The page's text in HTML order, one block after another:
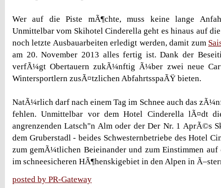
Wer auf die Piste mÃ¶chte, muss keine lange
Unmittelbar vom Skihotel Cinderella geht es hinaus auf
noch letzte Ausbauarbeiten erledigt werden, damit zum
am 20. November 2013 alles fertig ist. Dank der
verfÃ¼gt Obertauern zukÃ¼nftig Ã¼ber zwei neue
Wintersportlern zusÃ¤tzlichen AbfahrtsspaÃŸ bieten.
NatÃ¼rlich darf nach einem Tag im Schnee auch das
fehlen. Unmittelbar vor dem Hotel Cinderella lÃ¤dt
angrenzenden Latsch"n Alm oder der Der Nr. 1 AprÃ©s
dem Gruberstadl - beides Schwesternbetriebe des Hotel
zum gemÃ¼tlichen Beieinander und zum Einstimmen auf
im schneesicheren HÃ¶henskigebiet in den Alpen in
posted by PR-Gateway